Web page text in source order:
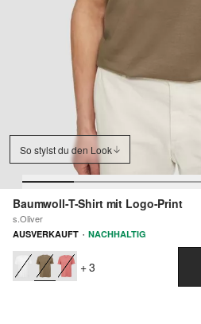
So stylst du den Look
Baumwoll-T-Shirt mit Logo-Print
s.Oliver
AUSVERKAUFT · NACHHALTIG
+ 3